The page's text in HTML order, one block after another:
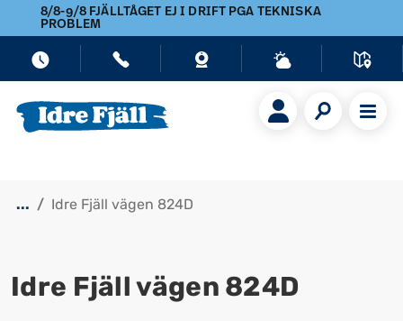
8/8-9/8 FJÄLLTÅGET EJ I DRIFT PGA TEKNISKA
PROBLEM
... Idre Fjäll vägen 824D
Idre Fjäll vägen 824D